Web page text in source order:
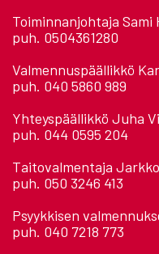
Toiminnanjohtaja Sami
puh. 0504361280
Valmennuspäällikkö
puh. 040 5860 989
Yhteyspäällikkö Juha
puh. 044 0595 204
Taitovalmentaja
puh. 050 3246 413
Psyykkisen
puh. 040 7218 773